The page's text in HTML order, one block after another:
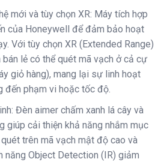
mới và tùy chọn XR: Máy tích hợp
của Honeywell để đảm bảo hoạt
Với tùy chọn XR (Extended Range)
bán lẻ có thể quét mã vạch ở cả cự
giỏ hàng), mang lại sự linh hoạt
đến phạm vi hoặc tốc độ.
Đèn aimer chấm xanh lá cây và
giúp cải thiện khả năng nhắm mục
trên mã vạch mật độ cao và
năng Object Detection (IR) giảm